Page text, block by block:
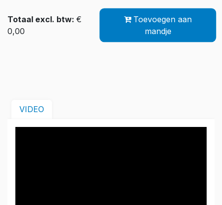
Totaal excl. btw: €
0,00
Toevoegen aan
mandje
VIDEO